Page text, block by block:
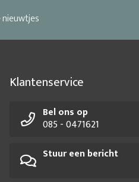
Klantenservice
Bel ons op
085 - 0471621
Stuur een bericht